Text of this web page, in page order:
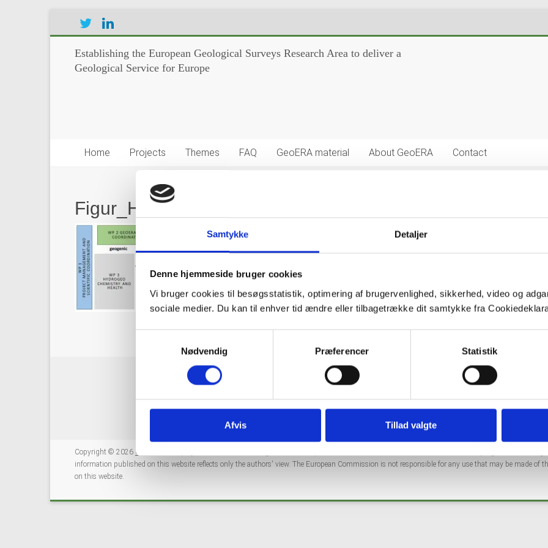
Samtykke Detaljer
Denne hjemmeside bruger cookies
Vi bruger cookies til besøgsstatistik, optimering af brugervenlighed, sikkerhed, video og
sociale medier. Du kan til enhver tid ændre eller tilbagetrække dit samtykke fra
v
a
g
Nødvendig Præferencer Statistik
Afvis Tillad valgte
Establishing the European Geological Surveys Research Area to deliver a
Geological Service for Europe
Home Projects Themes FAQ GeoERA material About GeoERA Contact
Figur_HoverDescription_Background
Copyright © 2026 GeoERA
information published on this website reflects only the authors' view. The European Commission is not responsible for any use that may be made of
on this website.